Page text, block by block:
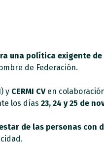
una política exigente
de Federación.
) yCERMI CV en
los días 23, 24 y 25 de
de las personas con